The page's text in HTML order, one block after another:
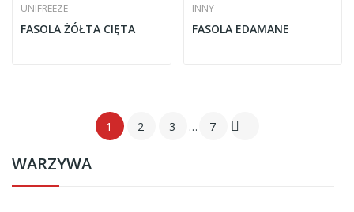
WARZYWA
UNIFREEZE
FASOLA ŻÓŁTA CIĘTA
INNY
FASOLA EDAMANE
1 2 3 … 7 